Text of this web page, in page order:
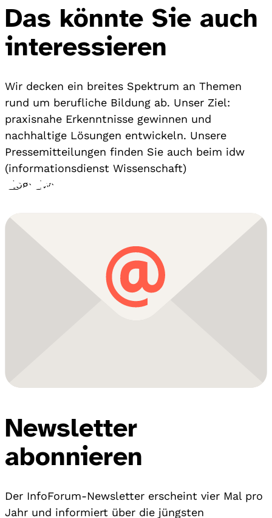
Das könnte Sie auch
interessieren
Wir decken ein breites Spektrum an Themen
rund um berufliche Bildung ab. Unser Ziel:
praxisnahe Erkenntnisse gewinnen und
nachhaltige Lösungen entwickeln. Unsere
Pressemitteilungen finden Sie auch beim idw
(informationsdienst Wissenschaft)
Blog› idw›
Newsletter
abonnieren
Der InfoForum-Newsletter erscheint vier Mal pro
Jahr und informiert über die jüngsten